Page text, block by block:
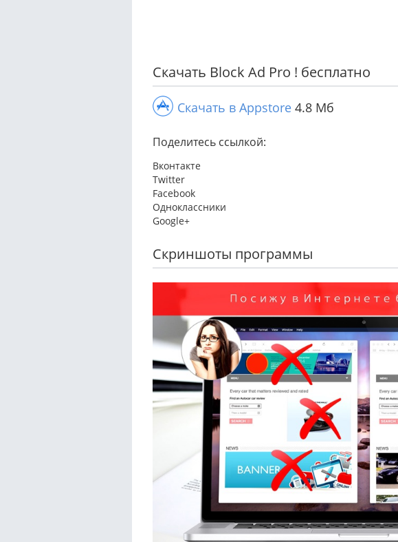
Скачать Block Ad Pro ! бесплатно
Скачать в Appstore 4.8 Мб
Поделитесь ссылкой:
Вконтакте
Twitter
Facebook
Одноклассники
Google+
Скриншоты программы